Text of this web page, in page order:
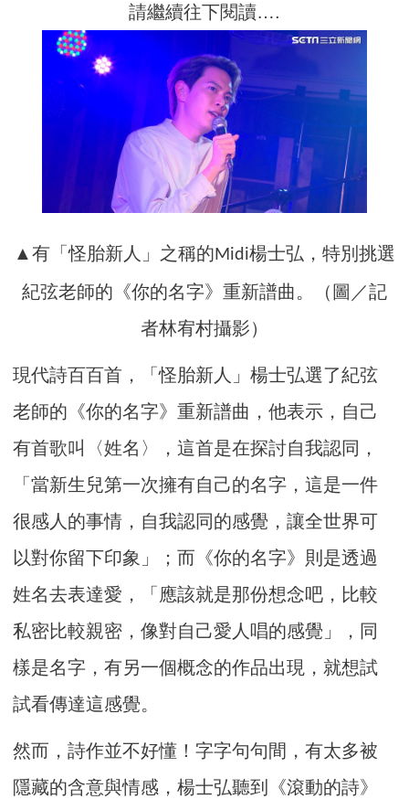
請繼續往下閱讀….
▲有「怪胎新人」之稱的 Midi楊士弘，特別挑選
紀弦老師的《你的名字》重新譜曲。（圖／記
者林宥村攝影）
現代詩百百首，「怪胎新人」楊士弘選了紀弦
老師的《你的名字》重新譜曲，他表示，自己
有首歌叫〈姓名〉，這首是在探討自我認同，
「當新生兒第一次擁有自己的名字，這是一件
很感人的事情，自我認同的感覺，讓全世界可
以對你留下印象」；而《你的名字》則是透過
姓名去表達愛，「應該就是那份想念吧，比較
私密比較親密，像對自己愛人唱的感覺」，同
樣是名字，有另一個概念的作品出現，就想試
試看傳達這感覺。
然而，詩作並不好懂！字字句句間，有太多被
隱藏的含意與情感，楊士弘聽到《滾動的詩》